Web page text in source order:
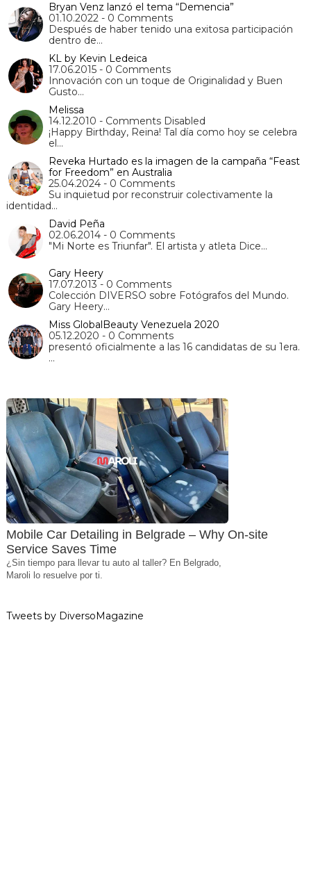
Bryan Venz lanzó el tema “Demencia”
01.10.2022 - 0 Comments
Después de haber tenido una exitosa participación
dentro de…
KL by Kevin Ledeica
17.06.2015 - 0 Comments
Innovación con un toque de Originalidad y Buen
Gusto…
Melissa
14.12.2010 - Comments Disabled
¡Happy Birthday, Reina! Tal día como hoy se celebra
el…
Reveka Hurtado es la imagen de la campaña “Feast
for Freedom” en Australia
25.04.2024 - 0 Comments
Su inquietud por reconstruir colectivamente la
identidad…
David Peña
02.06.2014 - 0 Comments
"Mi Norte es Triunfar". El artista y atleta Dice…
Gary Heery
17.07.2013 - 0 Comments
Colección DIVERSO sobre Fotógrafos del Mundo.
Gary Heery…
Miss GlobalBeauty Venezuela 2020
05.12.2020 - 0 Comments
presentó oficialmente a las 16 candidatas de su 1era.
…
Mobile Car Detailing in Belgrade – Why On-site
Service Saves Time
¿Sin tiempo para llevar tu auto al taller? En Belgrado,
Maroli lo resuelve por ti.
Tweets by DiversoMagazine